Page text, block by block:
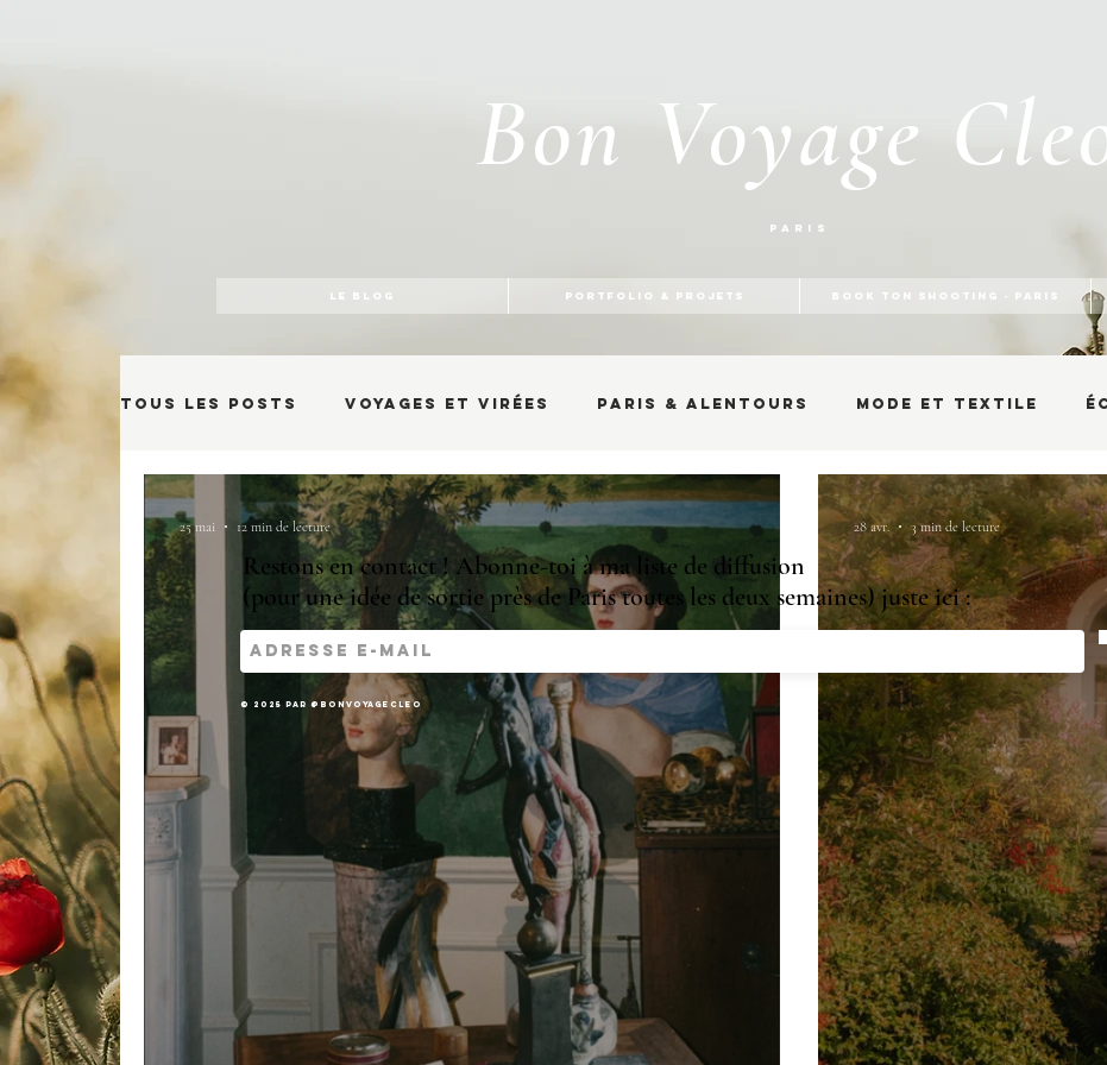
Bon Voyage
Paris
LE BLOG PORTFOLIO & PROJETS BOOK TON SHOOTING - PARIS
Tous les posts Voyages et virées Paris & alentours Mode et textile
25 mai 12 min de lecture 28 avr. 3 min de lecture
Restons en contact ! Abonne-toi à ma liste de diffusion
(pour une idée de sortie près de Paris toutes les deux semaines) juste ici :
© 2025 par @bonvoyagecleo